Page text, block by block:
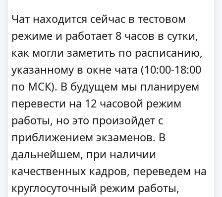
Чат находится сейчас в тестовом
режиме и работает 8 часов в сутки,
как могли заметить по расписанию,
указанному в окне чата (10:00-18:00
по МСК). В будущем мы планируем
перевести на 12 часовой режим
работы, но это произойдет с
приближением экзаменов. В
дальнейшем, при наличии
качественных кадров, переведем на
круглосуточный режим работы,